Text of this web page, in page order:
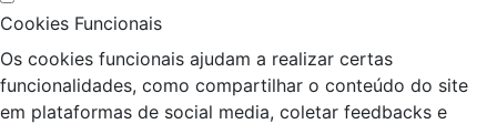
Cookies Funcionais
Os cookies funcionais ajudam a realizar certas
funcionalidades, como compartilhar o conteúdo do site
em plataformas de social media, coletar feedbacks e